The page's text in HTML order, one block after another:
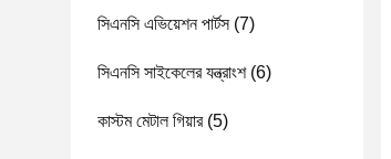
সিএনসি এভিয়েশন পার্টস(7)
সিএনসি সাইকেলের যন্ত্রাংশ(6)
কাস্টম মেটাল গিয়ার(5)